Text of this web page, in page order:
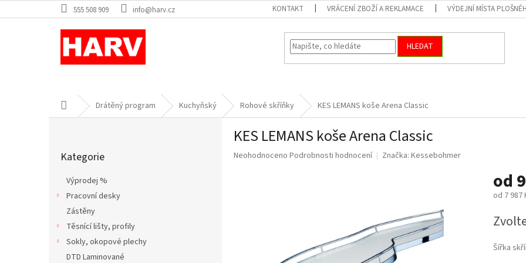
na
555 508 909 info@harv.cz KONTAKT VRÁCENÍ ZBOŽÍ A REKLAMACE VÝDEJNÍ MÍSTA
HLEDAT
Domů Drátěný program Kuchyňský Rohové skříňky KES LEMANS koše Arena Classic
kategorie
Kategorie
Výprodej %
Pracovní desky
Zástěny
Těsnící lišty, profily
Sokly, okopové plechy
DTD Laminované
KES LEMANS koše Arena Classic
Průměrné
Neohodnoceno Podrobnosti hodnocení Značka: Kessebohmer
od
od 7 987
cena:
Šířka